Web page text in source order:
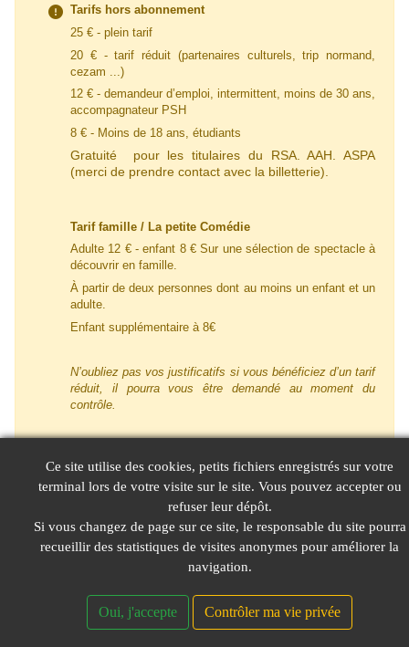
Tarifs hors abonnement
25 € - plein tarif
20 € - tarif réduit (partenaires culturels, trip normand,
cezam ...)
12 € - demandeur d’emploi, intermittent, moins de 30 ans,
accompagnateur PSH
8 € - Moins de 18 ans, étudiants
Gratuité pour les titulaires du RSA. AAH. ASPA
(merci de prendre contact avec la billetterie).
Tarif famille / La petite Comédie
Adulte 12 € - enfant 8 € Sur une sélection de spectacle à
découvrir en famille.
À partir de deux personnes dont au moins un enfant et un
adulte.
Enfant supplémentaire à 8€
N’oubliez pas vos justificatifs si vous bénéficiez d’un tarif
réduit, il pourra vous être demandé au moment du
contrôle.
Réserver
Ce site utilise des cookies, petits fichiers enregistrés sur votre
terminal lors de votre visite sur le site. Vous pouvez accepter ou
refuser leur dépôt.
Si vous changez de page sur ce site, le responsable du site pourra
recueillir des statistiques de visites anonymes pour améliorer la
navigation.
Oui, j'accepte Contrôler ma vie privée
© LeGIE 2026 Mentions Légales Nous contacter